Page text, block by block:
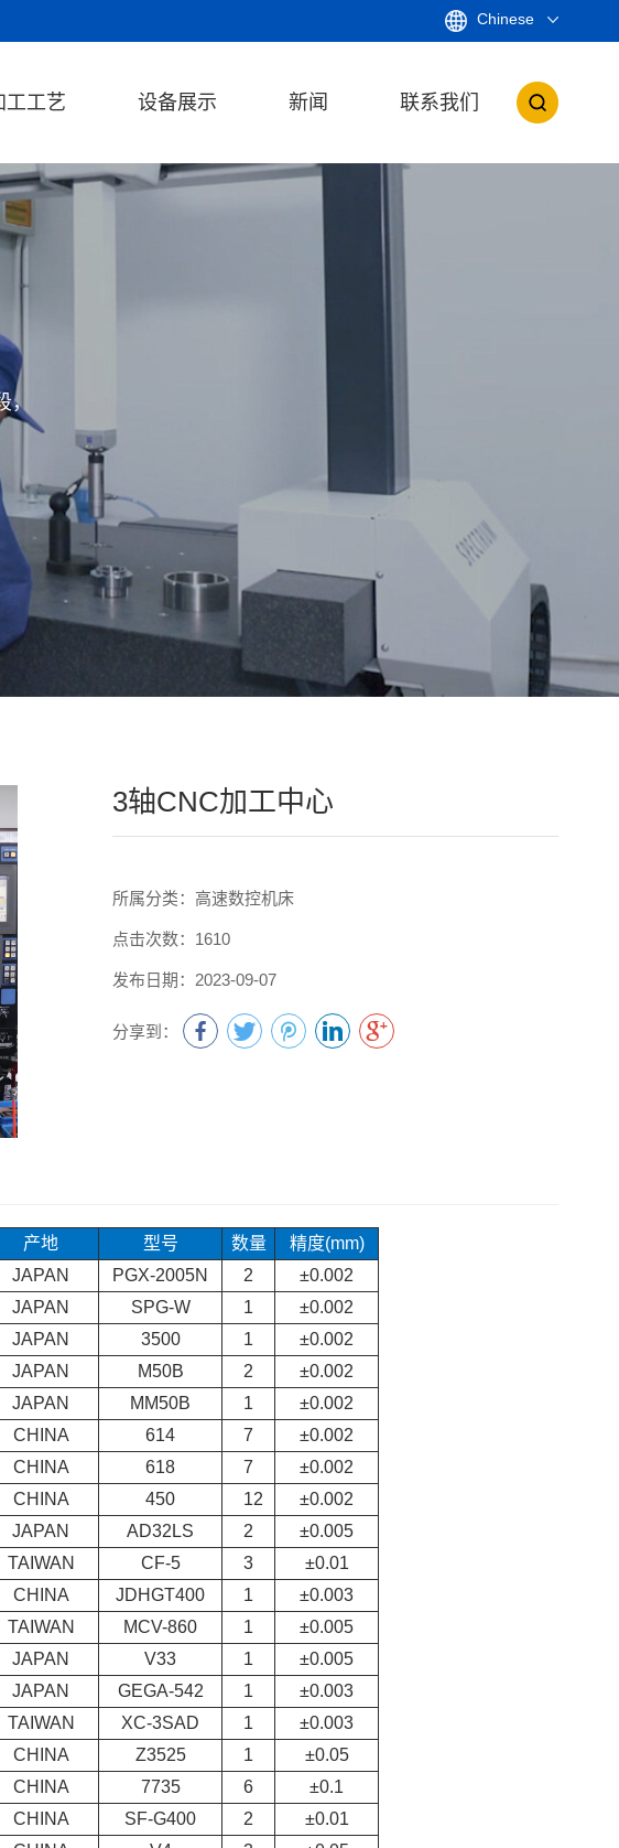
Chinese
工工艺 设备展示 新闻 联系我们
3轴CNC加工中心
所属分类：高速数控机床
点击次数：1610
发布日期：2023-09-07
分享到：
产地 型号 数量
精度(mm)
JAPAN PGX-2005N 2
±0.002
JAPAN SPG-W 1
±0.002
JAPAN 3500 1
±0.002
JAPAN M50B 2
±0.002
JAPAN MM50B 1
±0.002
CHINA 614 7
±0.002
CHINA 618 7
±0.002
CHINA 450 12
±0.002
JAPAN AD32LS 2
±0.005
TAIWAN CF-5 3
±0.01
CHINA JDHGT400 1
±0.003
TAIWAN MCV-860 1
±0.005
JAPAN V33 1
±0.005
JAPAN GEGA-542 1
±0.003
TAIWAN XC-3SAD 1
±0.003
CHINA Z3525 1
±0.05
CHINA 7735 6
±0.1
CHINA SF-G400 2
±0.01